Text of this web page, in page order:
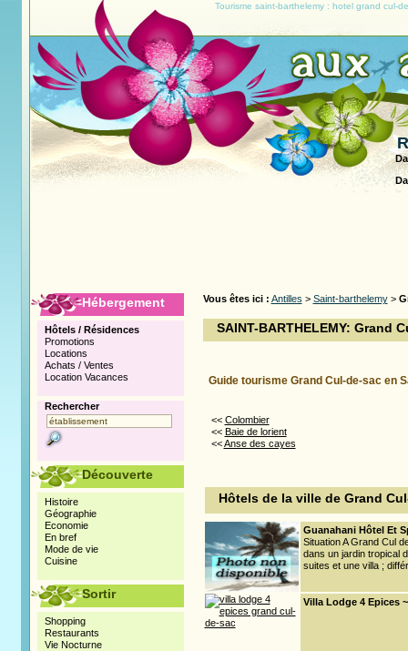
Tourisme saint-barthelemy : hotel grand cul-
Vous êtes ici : Antilles > Saint-barthelemy>
SAINT-BARTHELEMY: Grand
Guide tourisme Grand Cul-de-sac en
<< Colombier
<< Baie de lorient
<<Anse des cayes
Hôtels de la ville de Grand
Guanahani Hôtel Et
Situation A Grand Cul
dans un jardin tropical
suites et une villa ;
Villa Lodge 4 Epices
Hébergement
Hôtels / Résidences
Promotions
Locations
Achats / Ventes
Location Vacances
Rechercher
Découverte
Histoire
Géographie
Economie
En bref
Mode de vie
Cuisine
Sortir
Shopping
Restaurants
Vie Nocturne